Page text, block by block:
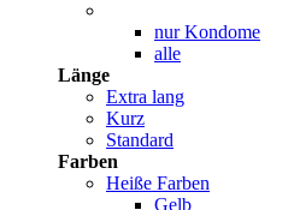
nur Kondome
alle
Länge
Extra lang
Kurz
Standard
Farben
Heiße Farben
Gelb